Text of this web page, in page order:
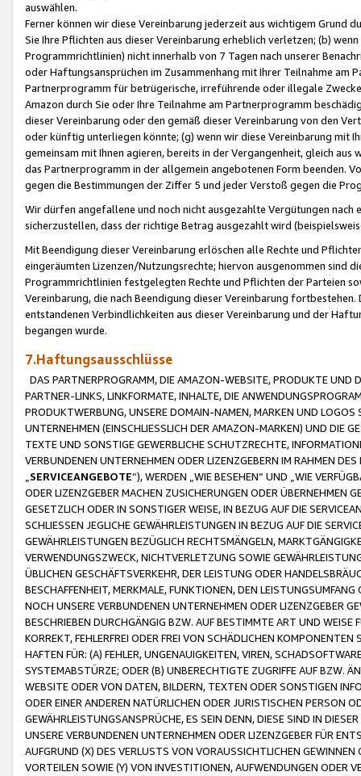
auswählen.
Ferner können wir diese Vereinbarung jederzeit aus wichtigem Grund
Sie Ihre Pflichten aus dieser Vereinbarung erheblich verletzen; (b)
Programmrichtlinien) nicht innerhalb von 7 Tagen nach unserer
oder Haftungsansprüchen im Zusammenhang mit Ihrer Teilnahme am
Partnerprogramm für betrügerische, irreführende oder illegale
Amazon durch Sie oder Ihre Teilnahme am Partnerprogramm
dieser Vereinbarung oder den gemäß dieser Vereinbarung von den
oder künftig unterliegen könnte; (g) wenn wir diese Vereinbarung mit
gemeinsam mit Ihnen agieren, bereits in der Vergangenheit, gleich
das Partnerprogramm in der allgemein angebotenen Form beenden.
gegen die Bestimmungen der Ziffer 5 und jeder Verstoß gegen die
Wir dürfen angefallene und noch nicht ausgezahlte Vergütungen
sicherzustellen, dass der richtige Betrag ausgezahlt wird
Mit Beendigung dieser Vereinbarung erlöschen alle Rechte und
eingeräumten Lizenzen/Nutzungsrechte; hiervon ausgenommen sind
Programmrichtlinien festgelegten Rechte und Pflichten der Parteien
Vereinbarung, die nach Beendigung dieser Vereinbarung
entstandenen Verbindlichkeiten aus dieser Vereinbarung und der
begangen wurde.
7.Haftungsausschlüsse
DAS PARTNERPROGRAMM, DIE AMAZON-WEBSITE, PRODUKTE UND
PARTNER-LINKS, LINKFORMATE, INHALTE, DIE
PRODUKTWERBUNG, UNSERE DOMAIN-NAMEN, MARKEN UND
UNTERNEHMEN (EINSCHLIESSLICH DER AMAZON-MARKEN) UND DIE
TEXTE UND SONSTIGE GEWERBLICHE SCHUTZRECHTE,
VERBUNDENEN UNTERNEHMEN ODER LIZENZGEBERN IM RAHMEN
SERVICEANGEBOTE“), WERDEN „WIE BESEHEN“ UND „WIE
ODER LIZENZGEBER MACHEN ZUSICHERUNGEN ODER ÜBERNEHMEN
GESETZLICH ODER IN SONSTIGER WEISE, IN BEZUG AUF DIE
SCHLIESSEN JEGLICHE GEWÄHRLEISTUNGEN IN BEZUG AUF DIE
GEWÄHRLEISTUNGEN BEZÜGLICH RECHTSMÄNGELN,
VERWENDUNGSZWECK, NICHTVERLETZUNG SOWIE
ÜBLICHEN GESCHÄFTSVERKEHR, DER LEISTUNG ODER
BESCHAFFENHEIT, MERKMALE, FUNKTIONEN, DEN
NOCH UNSERE VERBUNDENEN UNTERNEHMEN ODER LIZENZGEBER
BESCHRIEBEN DURCHGÄNGIG BZW. AUF BESTIMMTE ART UND
KORREKT, FEHLERFREI ODER FREI VON SCHÄDLICHEN
HAFTEN FÜR: (A) FEHLER, UNGENAUIGKEITEN, VIREN,
SYSTEMABSTÜRZE; ODER (B) UNBERECHTIGTE ZUGRIFFE AUF BZW.
WEBSITE ODER VON DATEN, BILDERN, TEXTEN ODER SONSTIGEN
ODER EINER ANDEREN NATÜRLICHEN ODER JURISTISCHEN PERSON
GEWÄHRLEISTUNGSANSPRÜCHE, ES SEIN DENN, DIESE SIND IN
UNSERE VERBUNDENEN UNTERNEHMEN ODER LIZENZGEBER FÜR
AUFGRUND (X) DES VERLUSTS VON VORAUSSICHTLICHEN
VORTEILEN SOWIE (Y) VON INVESTITIONEN, AUFWENDUNGEN ODER